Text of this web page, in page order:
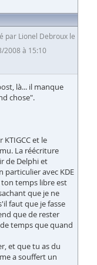
par Lionel Debroux le
2008 à 15:10
là... il manque
chose".
et le
La réécriture
de Delphi et
avec KDE
ton temps libre est
que je ne
faut que je fasse
que de rester
temps que quand
et que tu as du
a souffert un